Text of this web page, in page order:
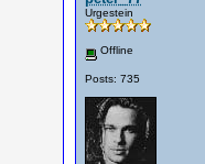
Urgestein
Offline
Posts: 735